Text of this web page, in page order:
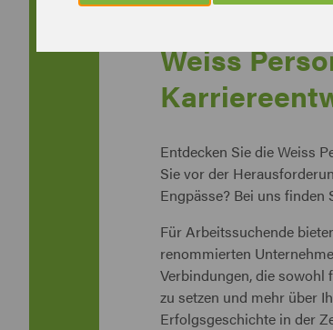
Weiss
Entdecken Sie die Weiss
Sie vor der
Engpässe? Bei uns
Für Arbeitssuchende
renommierten
Verbindungen, die
zu setzen und mehr über
Erfolgsgeschichte in der